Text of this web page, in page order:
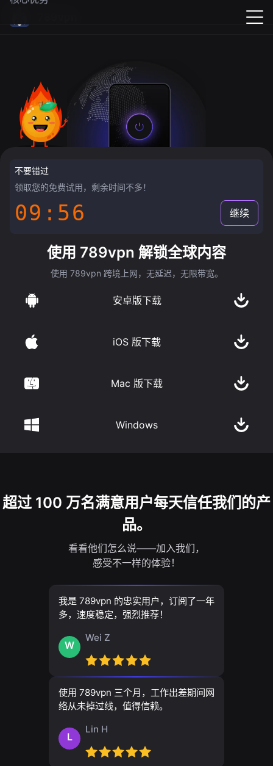
不要错过
领取您的免费试用，剩余时间不多！
09:55 继续
使用 789vpn 解锁全球内容
使用 789vpn 跨境上网，无延迟，无限带宽。
安卓版下载
iOS 版下载
Mac 版下载
Windows
超过 100 万名满意用户每天信任我们的产
品。
看看他们怎么说——加入我们，
感受不一样的体验！
我是 789vpn 的忠实用户，订阅了一年
多，速度稳定，强烈推荐！
W
Wei Z
使用 789vpn 三个月，工作出差期间网
络从未掉过线，值得信赖。
L
Lin H